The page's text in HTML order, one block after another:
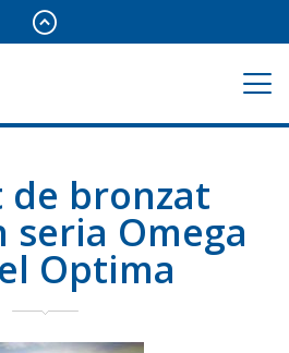
de bronzat
seria Omega
Optima